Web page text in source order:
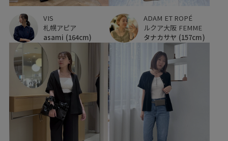
VIS
札幌アピア
asami (164cm)
ADAM ET ROPÉ
ルクア大阪 FEMME
タナカサヤ (157cm)